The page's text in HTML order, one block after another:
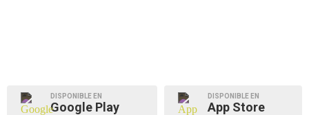
DISPONIBLE EN
Google Play
DISPONIBLE EN
App Store